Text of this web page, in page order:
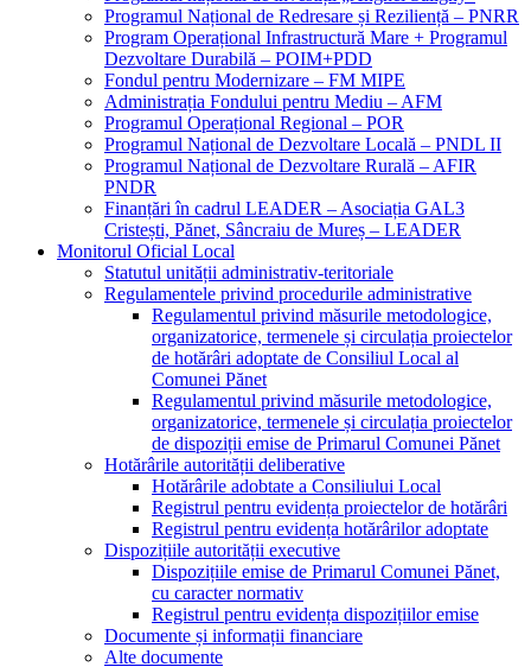
Programul Național de Redresare și Reziliență – PNRR
Program Operațional Infrastructură Mare + Programul
Dezvoltare Durabilă – POIM+PDD
Fondul pentru Modernizare – FM MIPE
Administrația Fondului pentru Mediu – AFM
Programul Operațional Regional – POR
Programul Național de Dezvoltare Locală – PNDL II
Programul Național de Dezvoltare Rurală – AFIR
PNDR
Finanțări în cadrul LEADER – Asociația GAL3
Cristești, Pănet, Sâncraiu de Mureș – LEADER
Monitorul Oficial Local
Statutul unității administrativ-teritoriale
Regulamentele privind procedurile administrative
Regulamentul privind măsurile metodologice,
organizatorice, termenele și circulația proiectelor
de hotărâri adoptate de Consiliul Local al
Comunei Pănet
Regulamentul privind măsurile metodologice,
organizatorice, termenele și circulația proiectelor
de dispoziții emise de Primarul Comunei Pănet
Hotărârile autorității deliberative
Hotărârile adobtate a Consiliului Local
Registrul pentru evidența proiectelor de hotărâri
Registrul pentru evidența hotărârilor adoptate
Dispozițiile autorității executive
Dispozițiile emise de Primarul Comunei Pănet,
cu caracter normativ
Registrul pentru evidența dispozițiilor emise
Documente și informații financiare
Alte documente